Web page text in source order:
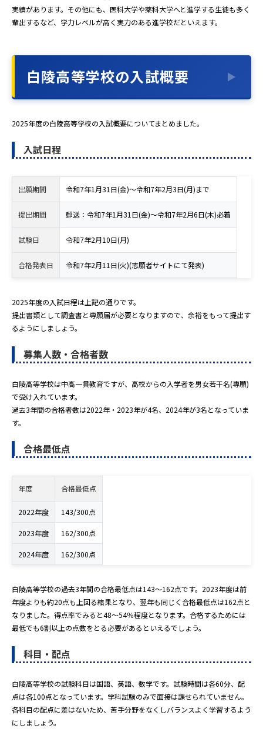
実績があります。その他にも、医科大学や薬科大学へと進学する生徒も多く
輩出するなど、学力レベルが高く実力のある進学校だといえます。
白陵高等学校の入試概要
2025年度の白陵高等学校の入試概要についてまとめました。
入試日程
出願期間 令和7年1月31日(金)～令和7年2月3日(月)まで
提出期間 郵送：令和7年1月31日(金)～令和7年2月6日(木)必着
試験日 令和7年2月10日(月)
合格発表日 令和7年2月11日(火)(志願者サイトにて発表)
2025年度の入試日程は上記の通りです。
提出書類として調査書と専願届が必要となりますので、余裕をもって提出す
るようにしましょう。
募集人数・合格者数
白陵高等学校は中高一貫教育ですが、高校からの入学者を男女若干名(専願)
で受け入れています。
過去3年間の合格者数は2022年・2023年が4名、2024年が3名となっていま
す。
合格最低点
年度 合格最低点
2022年度 143/300点
2023年度 162/300点
2024年度 162/300点
白陵高等学校の過去3年間の合格最低点は143～162点です。2023年度は前
年度よりも約20点も上回る結果となり、翌年も同じく合格最低点は162点と
なりました。得点率でみると48～54％程度となります。合格するためには
最低でも6割以上の点数をとる必要があるといえるでしょう。
科目・配点
白陵高等学校の試験科目は国語、英語、数学です。試験時間は各60分、配
点は各100点となっています。学科試験のみで面接は課せられていません。
各科目の配点に差はないため、苦手分野をなくしバランスよく学習するよう
にしましょう。